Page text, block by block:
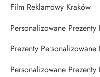
Film Reklamowy Kraków
Personalizowane
Prezenty
Personalizowane